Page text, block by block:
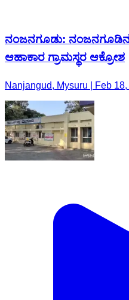
ನಂಜನಗೂಡು: ನಂಜನಗೂಡಿನ
ಆಹಾಕಾರ ಗ್ರಾಮಸ್ಥರ ಆಕ್ರೋಶ
Nanjangud, Mysuru | Feb